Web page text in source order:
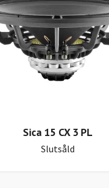
Sica 15 CX 3 PL
Slutsåld